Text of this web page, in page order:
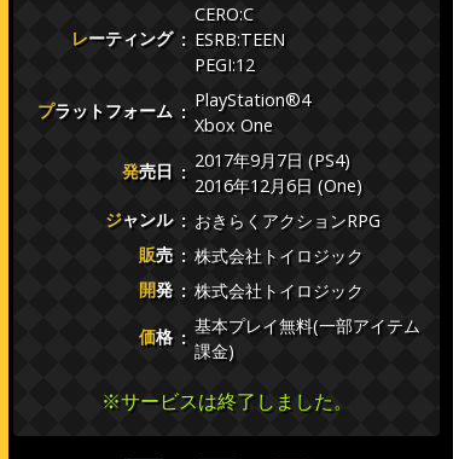
レーティング
CERO:C
ESRB:TEEN
PEGI:12
プラットフォーム
PlayStation®4
Xbox One
発売日
2017年9月7日 (PS4)
2016年12月6日 (One)
ジャンル
おきらくアクションRPG
販売
株式会社トイロジック
開発
株式会社トイロジック
価格
基本プレイ無料(一部アイテム
課金)
※サービスは終了しました。